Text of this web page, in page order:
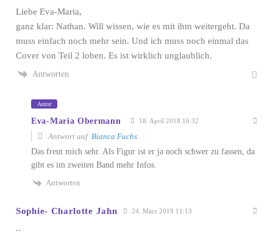
Liebe Eva-Maria,
ganz klar: Nathan. Will wissen, wie es mit ihm weitergeht. Da
muss einfach noch mehr sein. Und ich muss noch einmal das
Cover von Teil 2 loben. Es ist wirklich unglaublich.
Antworten
Autor
Eva-Maria Obermann 18. April 2018 16:32
Antwort auf Bianca Fuchs
Das freut mich sehr. Als Figur ist er ja noch schwer zu fassen, da
gibt es im zweiten Band mehr Infos.
Antworten
Sophie- Charlotte Jahn 24. März 2019 11:13
..